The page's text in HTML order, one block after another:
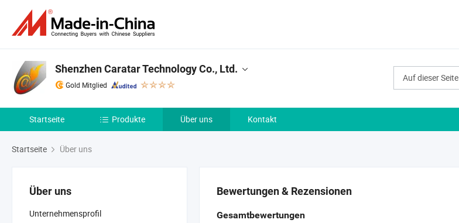
Auf dieser Seite
Shenzhen Caratar Technology Co., Ltd.
Gold Mitglied
Startseite Produkte Über uns Kontakt
Startseite Über uns
Über uns
Unternehmensprofil
Bewertungen & Rezensionen
Gesamtbewertungen